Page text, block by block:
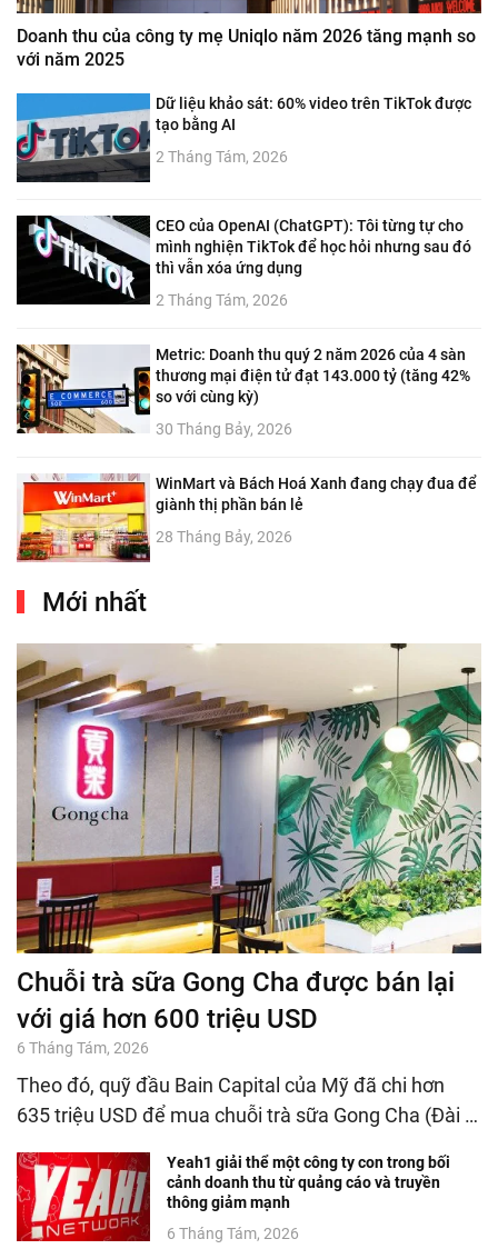
Doanh thu của công ty mẹ Uniqlo năm 2026 tăng mạnh so
với năm 2025
Dữ liệu khảo sát: 60% video trên TikTok được
tạo bằng AI
2 Tháng Tám, 2026
CEO của OpenAI (ChatGPT): Tôi từng tự cho
mình nghiện TikTok để học hỏi nhưng sau đó
thì vẫn xóa ứng dụng
2 Tháng Tám, 2026
Metric: Doanh thu quý 2 năm 2026 của 4 sàn
thương mại điện tử đạt 143.000 tỷ (tăng 42%
so với cùng kỳ)
30 Tháng Bảy, 2026
WinMart và Bách Hoá Xanh đang chạy đua để
giành thị phần bán lẻ
28 Tháng Bảy, 2026
Mới nhất
Chuỗi trà sữa Gong Cha được bán lại
với giá hơn 600 triệu USD
6 Tháng Tám, 2026
Theo đó, quỹ đầu Bain Capital của Mỹ đã chi hơn
635 triệu USD để mua chuỗi trà sữa Gong Cha (Đài …
Yeah1 giải thể một công ty con trong bối
cảnh doanh thu từ quảng cáo và truyền
thông giảm mạnh
6 Tháng Tám, 2026